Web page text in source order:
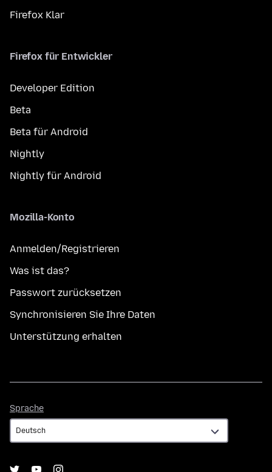
Firefox Klar
Firefox für Entwickler
Developer Edition
Beta
Beta für Android
Nightly
Nightly für Android
Mozilla-Konto
Anmelden/Registrieren
Was ist das?
Passwort zurücksetzen
Synchronisieren Sie Ihre Daten
Unterstützung erhalten
Sprache